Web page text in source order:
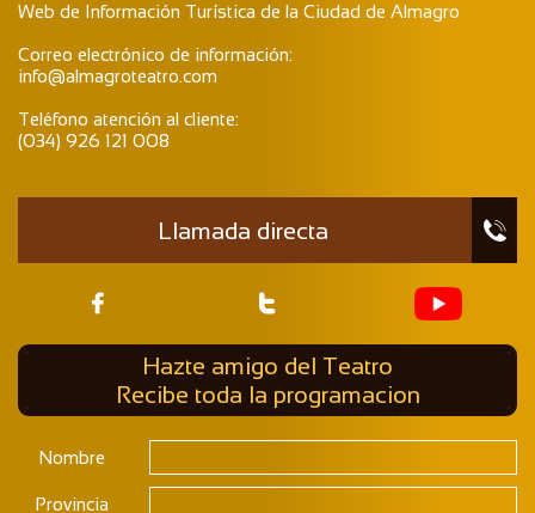
Web de Información Turística de la Ciudad de Almagro
Correo electrónico de información:
info@almagroteatro.com
Teléfono atención al cliente:
(034) 926 121 008
Llamada directa 
 
Hazte amigo del Teatro
Recibe toda la programacion
Nombre
Provincia